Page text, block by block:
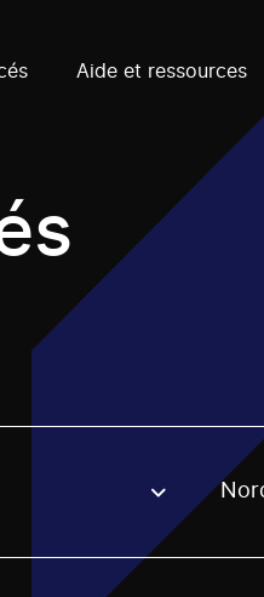
Aide et ressources
regon. The filter will be